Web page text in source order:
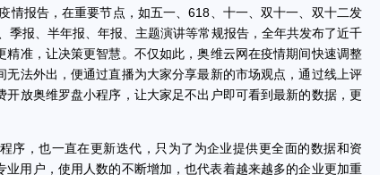
情报告，在重要节点，如五一、618、十一、双十一、双十二发
季报、半年报、年报、主题演讲等常规报告，全年共发布了近千
准，让决策更智慧。不仅如此，奥维云网在疫情期间快速调整
法外出，便通过直播为大家分享最新的市场观点，通过线上评
放奥维罗盘小程序，让大家足不出户即可看到最新的数据，更
，也一直在更新迭代，只为了为企业提供更全面的数据和资
用户，使用人数的不断增加，也代表着越来越多的企业更加重